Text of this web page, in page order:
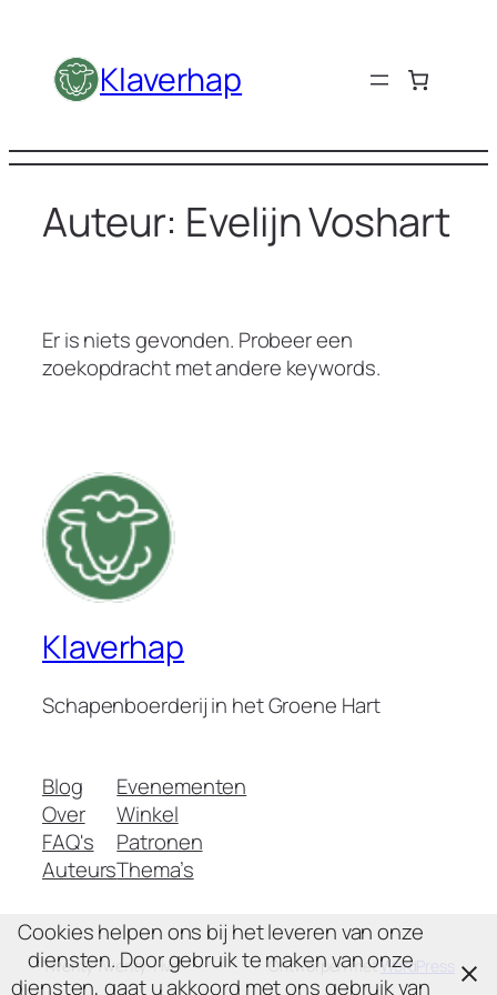
inhoud
Klaverhap
Auteur: Evelijn Voshart
Er is niets gevonden. Probeer een
zoekopdracht met andere keywords.
Klaverhap
Schapenboerderij in het Groene Hart
Blog
Over
FAQ's
Auteurs
Evenementen
Winkel
Patronen
Thema’s
Twenty Twenty-Five Ontworpen metWordPress
Cookies helpen ons bij het leveren van onze
diensten. Door gebruik te maken van onze
diensten, gaat u akkoord met ons gebruik van